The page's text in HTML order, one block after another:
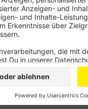
Anzeige